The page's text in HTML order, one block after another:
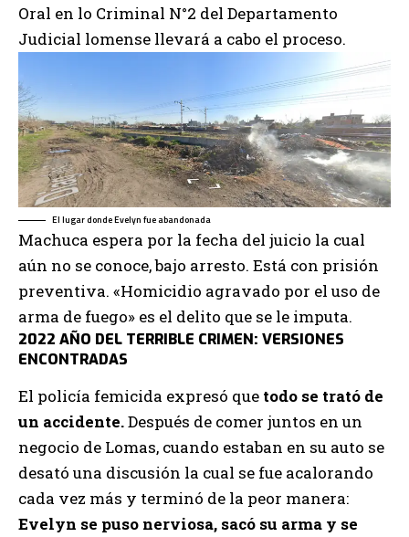
Oral en lo Criminal N°2 del Departamento
Judicial lomense llevará a cabo el proceso.
El lugar donde Evelyn fue abandonada
Machuca espera por la fecha del juicio la cual
aún no se conoce, bajo arresto. Está con prisión
preventiva. «Homicidio agravado por el uso de
arma de fuego» es el delito que se le imputa.
2022 AÑO DEL TERRIBLE CRIMEN: VERSIONES
ENCONTRADAS
El policía femicida expresó que todo se trató de
un accidente.Después de comer juntos en un
negocio de Lomas, cuando estaban en su auto se
desató una discusión la cual se fue acalorando
cada vez más y terminó de la peor manera:
Evelyn se puso nerviosa, sacó su arma y se